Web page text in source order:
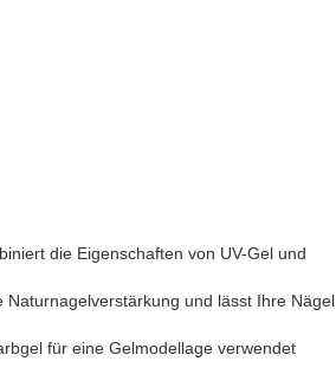
die Eigenschaften von UV-Gel und
und lässt Ihre Nägel
für eine Gelmodellage verwendet